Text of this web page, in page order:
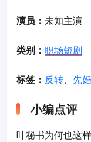
演员： 未知主演
类别： 职场短剧
标签： 反转、 先
小编点评
叶秘书为何也这